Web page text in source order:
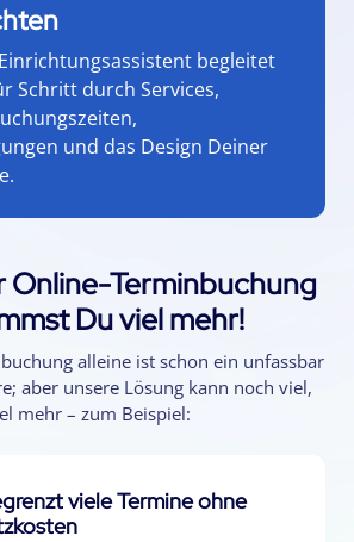
begleitet
Schritt durch Services,
und das Design Deiner
Online-Terminbuchung
Du viel mehr!
alleine ist schon ein unfassbar
aber unsere Lösung kann noch viel,
mehr – zum Beispiel:
viele Termine ohne